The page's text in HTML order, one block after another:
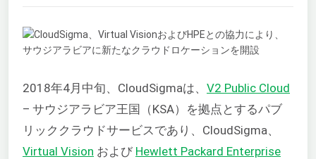
2018年4月中旬、CloudSigmaは、 V2 Public Cloud
– サウジアラビア王国（KSA）を拠点とするパブ
リッククラウドサービスであり、CloudSigma、
Virtual Vision および Hewlett Packard Enterprise